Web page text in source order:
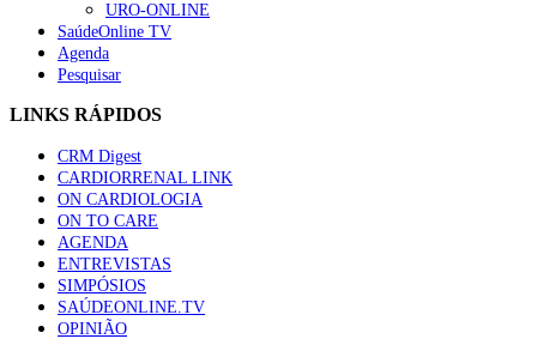
“Os programas de rastreio do cancro do pulmão são
custo-efetivos e representam um investimento
sustentável para os sistemas de saúde”
94 visualizações
Quase quatro em cada dez doentes com enfarte
apresentavam níveis elevados de Lp(a), revela estudo
88 visualizações
Trodelvy aprovado para primeira linha no cancro da
mama triplo negativo metastático em doentes não
elegíveis para inibidores PD-(L)1
61 visualizações
URO-ONLINE
SaúdeOnline TV
Agenda
Pesquisar
LINKS RÁPIDOS
CRM Digest
CARDIORRENAL LINK
ON CARDIOLOGIA
ON TO CARE
AGENDA
ENTREVISTAS
SIMPÓSIOS
SAÚDEONLINE.TV
OPINIÃO